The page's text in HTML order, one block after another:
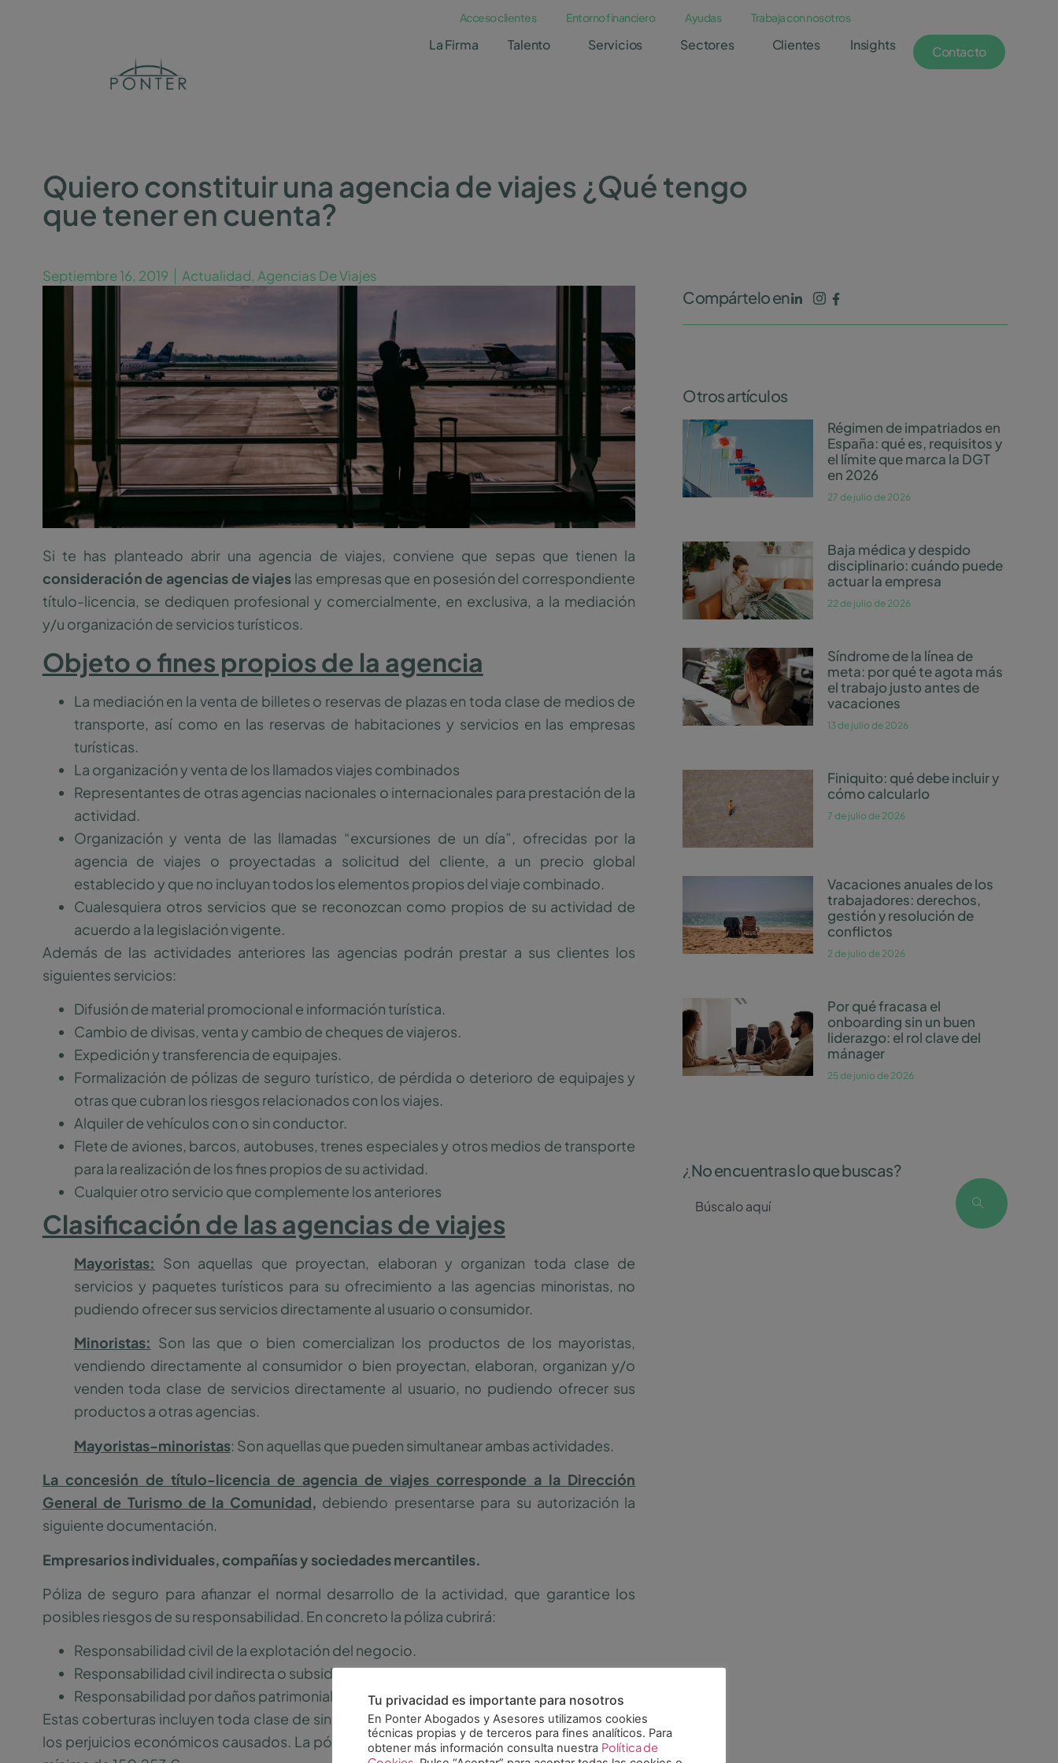
Acceso clientes Entorno financiero Ayudas Trabaja con nosotros
Contacto
La Firma Talento Servicios Sectores Clientes Insights
Quiero constituir una agencia de viajes ¿Qué tengo
que tener en cuenta?
Septiembre 16, 2019 Actualidad, Agencias De Viajes
Si te has planteado abrir una agencia de viajes, conviene que sepas que tienen la
consideración de agencias de viajes las empresas que en posesión del correspondiente
título-licencia, se dediquen profesional y comercialmente, en exclusiva, a la mediación
y/u organización de servicios turísticos.
Objeto o fines propios de la agencia
La mediación en la venta de billetes o reservas de plazas en toda clase de medios de
transporte, así como en las reservas de habitaciones y servicios en las empresas
turísticas.
La organización y venta de los llamados viajes combinados
Representantes de otras agencias nacionales o internacionales para prestación de la
actividad.
Organización y venta de las llamadas “excursiones de un día”, ofrecidas por la
agencia de viajes o proyectadas a solicitud del cliente, a un precio global
establecido y que no incluyan todos los elementos propios del viaje combinado.
Cualesquiera otros servicios que se reconozcan como propios de su actividad de
acuerdo a la legislación vigente.
Además de las actividades anteriores las agencias podrán prestar a sus clientes los
siguientes servicios:
Difusión de material promocional e información turística.
Cambio de divisas, venta y cambio de cheques de viajeros.
Expedición y transferencia de equipajes.
Formalización de pólizas de seguro turístico, de pérdida o deterioro de equipajes y
otras que cubran los riesgos relacionados con los viajes.
Alquiler de vehículos con o sin conductor.
Flete de aviones, barcos, autobuses, trenes especiales y otros medios de transporte
para la realización de los fines propios de su actividad.
Cualquier otro servicio que complemente los anteriores
Clasificación de las agencias de viajes
Mayoristas: Son aquellas que proyectan, elaboran y organizan toda clase de
servicios y paquetes turísticos para su ofrecimiento a las agencias minoristas, no
pudiendo ofrecer sus servicios directamente al usuario o consumidor.
Minoristas: Son las que o bien comercializan los productos de los mayoristas,
vendiendo directamente al consumidor o bien proyectan, elaboran, organizan y/o
venden toda clase de servicios directamente al usuario, no pudiendo ofrecer sus
productos a otras agencias.
Mayoristas-minoristas: Son aquellas que pueden simultanear ambas actividades.
La concesión de título-licencia de agencia de viajes corresponde a la Dirección
General de Turismo de la Comunidad, debiendo presentarse para su autorización la
siguiente documentación.
Empresarios individuales, compañías y sociedades mercantiles.
Póliza de seguro para afianzar el normal desarrollo de la actividad, que garantice los
posibles riesgos de su responsabilidad. En concreto la póliza cubrirá:
Responsabilidad civil de la explotación del negocio.
Responsabilidad civil indirecta o subsidiaria.
Responsabilidad por daños patrimoniales diarios.
Estas coberturas incluyen toda clase de siniestros: daños corporales, daños materiales y
los perjuicios económicos causados. La póliza de cada bloque deberá cubrir una cuantía
Compártelo en
Otros artículos
Régimen de impatriados en
España: qué es, requisitos y
el límite que marca la DGT
en 2026
27 de julio de 2026
Baja médica y despido
disciplinario: cuándo puede
actuar la empresa
22 de julio de 2026
Síndrome de la línea de
meta: por qué te agota más
el trabajo justo antes de
vacaciones
13 de julio de 2026
Finiquito: qué debe incluir y
cómo calcularlo
7 de julio de 2026
Vacaciones anuales de los
trabajadores: derechos,
gestión y resolución de
conflictos
2 de julio de 2026
Por qué fracasa el
onboarding sin un buen
liderazgo: el rol clave del
mánager
25 de junio de 2026
¿No encuentras lo que buscas?
Tu privacidad es importante para nosotros
En Ponter Abogados y Asesores utilizamos cookies
técnicas propias y de terceros para fines analíticos. Para
obtener más información consulta nuestra Política de